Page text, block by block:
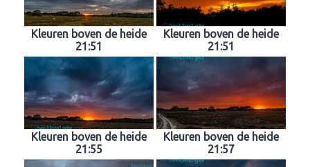
Kleuren boven de heide
21:51
Kleuren boven de heide
21:51
Kleuren boven de heide
21:55
Kleuren boven de heide
21:57